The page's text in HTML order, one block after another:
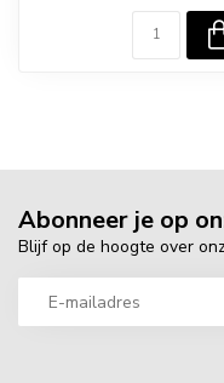
Abonneer je op
Blijf op de hoogte over